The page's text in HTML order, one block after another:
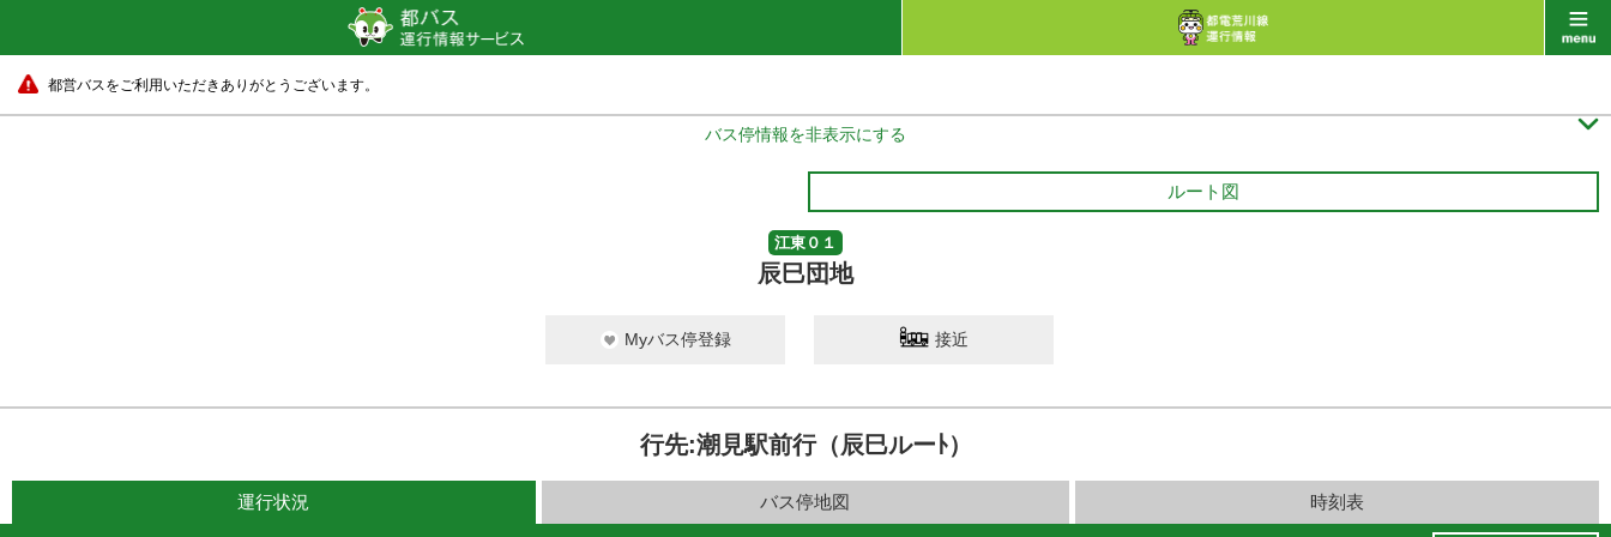
都営バスをご利用いただきありがとうございます。
バス停情報を非表示にする 
ルート図
江東０１
辰巳団地
Myバス停登録 接近
行先:潮見駅前行（辰巳ルーﾄ）
運行状況 バス停地図 時刻表